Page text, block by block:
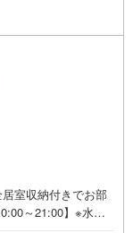
室収納付きでお部
～21:00】※水曜